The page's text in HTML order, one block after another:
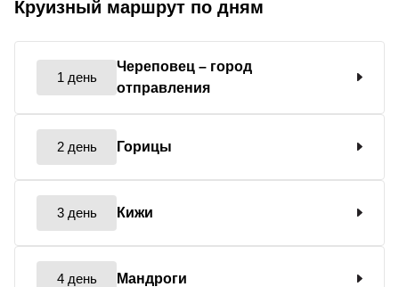
Круизный маршрут по дням
1 день
Череповец – город
отправления
2 день Горицы
3 день Кижи
4 день Мандроги